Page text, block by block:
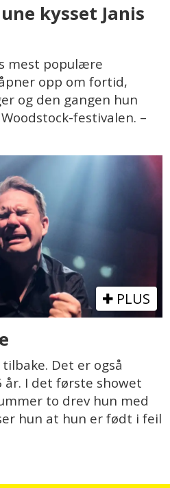
kysset Janis
mest populære
opp om fortid,
og den gangen hun
festivalen. –
PLUS
Det er også
år. I det første showet
to drev hun med
hun at hun er født i feil